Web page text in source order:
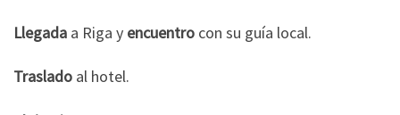
Llegada a Riga y encuentro con su guía local.
Traslado al hotel.